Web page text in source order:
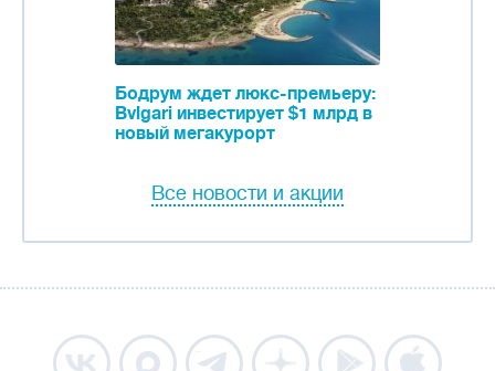
Бодрум ждет люкс-премьеру:
Bvlgari инвестирует $1 млрд в
новый мегакурорт
Все новости и акции